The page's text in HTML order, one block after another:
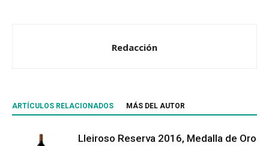
Redacción
ARTÍCULOS RELACIONADOS MÁS DEL AUTOR
Lleiroso Reserva 2016, Medalla de Oro